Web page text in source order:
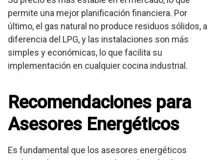
permite una mejor planificación financiera. Por
último, el gas natural no produce residuos sólidos, a
diferencia del LPG, y las instalaciones son más
simples y económicas, lo que facilita su
implementación en cualquier cocina industrial.
Recomendaciones para
Asesores Energéticos
Es fundamental que los asesores energéticos